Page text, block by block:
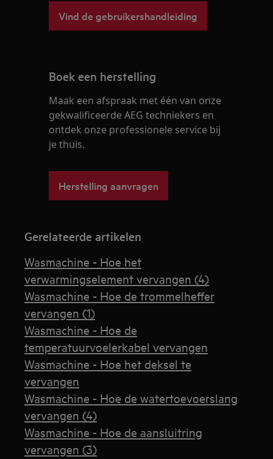
Vind de gebruikershandleiding
Boek een herstelling
Maak een afspraak met één van onze
gekwalificeerde AEG techniekers en
ontdek onze professionele service bij
je thuis.
Herstelling aanvragen
Gerelateerde artikelen
Wasmachine - Hoe het
verwarmingselement vervangen (4)
Wasmachine - Hoe de trommelheffer
vervangen (1)
Wasmachine - Hoe de
temperatuurvoelerkabel vervangen
Wasmachine - Hoe het deksel te
vervangen
Wasmachine - Hoe de watertoevoerslang
vervangen (4)
Wasmachine - Hoe de aansluitring
vervangen (3)